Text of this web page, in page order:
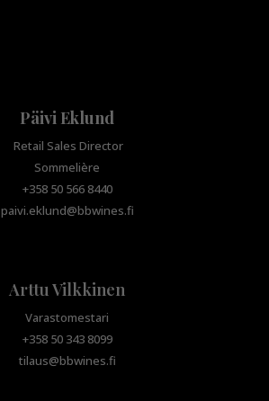
Päivi Eklund
Retail Sales Director
Sommelière
+358 50 566 8440
paivi.eklund@bbwines.fi
Arttu Vilkkinen
Varastomestari
+358 50 343 8099
tilaus@bbwines.fi